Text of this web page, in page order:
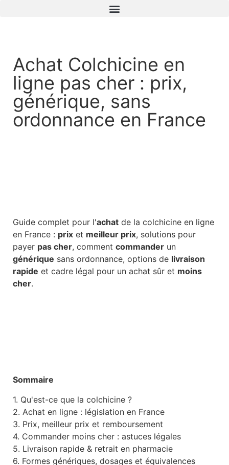
Achat Colchicine en
ligne pas cher : prix,
générique, sans
ordonnance en France
Guide complet pour l'achat de la colchicine en ligne
en France : prix et meilleur prix, solutions pour
payer pas cher, comment commander un
générique sans ordonnance, options de livraison
rapide et cadre légal pour un achat sûr et moins
cher.
Sommaire
1. Qu'est-ce que la colchicine ?
2. Achat en ligne : législation en France
3. Prix, meilleur prix et remboursement
4. Commander moins cher : astuces légales
5. Livraison rapide & retrait en pharmacie
6. Formes génériques, dosages et équivalences